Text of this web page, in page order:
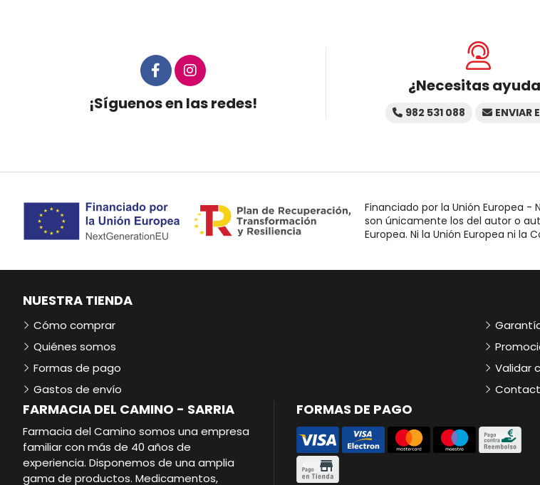
¡Síguenos en las redes!
¿Necesitas
982 531 088 ENVIAR
Financiado por la Unión Europea -
son únicamente los del autor o
Europea. Ni la Unión Europea ni la
FARMACIA DEL CAMINO - SARRIA
Farmacia del Camino somos una empresa
familiar con más de 40 años de
experiencia. Disponemos de una amplia
gama de productos. Medicamentos,
FORMAS DE PAGO
NUESTRA TIENDA
Cómo comprar
Quiénes somos
Formas de pago
Gastos de envío
Validar